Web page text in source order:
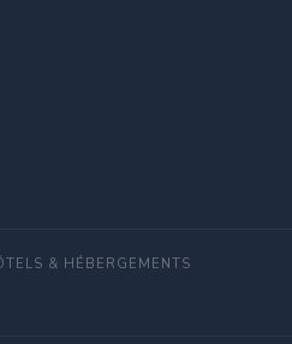
& HÉBERGEMENTS